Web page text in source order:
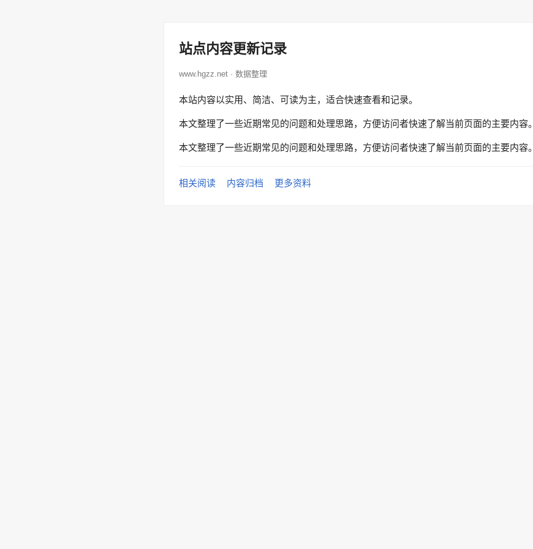
站点内容更新记录
www.hgzz.net · 数据整理
本站内容以实用、简洁、可读为主，适合快速查看和记录。
本文整理了一些近期常见的问题和处理思路，方便访问者快速了解当前页面的主要内容。
本文整理了一些近期常见的问题和处理思路，方便访问者快速了解当前页面的主要内容。
相关阅读 内容归档 更多资料